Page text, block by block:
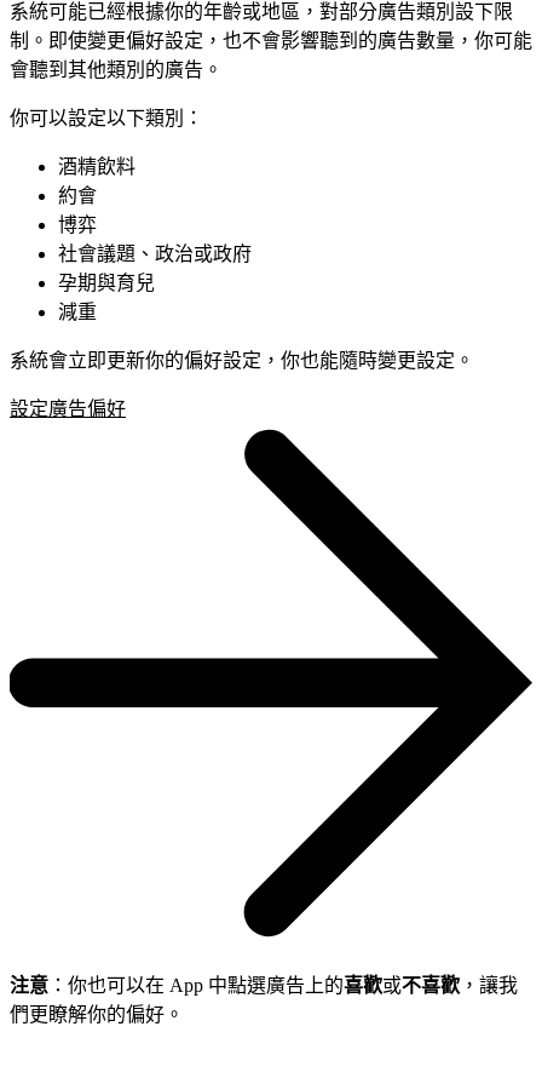
系統可能已經根據你的年齡或地區，對部分廣告類別設下限
制。即使變更偏好設定，也不會影響聽到的廣告數量，你可能
會聽到其他類別的廣告。
你可以設定以下類別：
酒精飲料
約會
博弈
社會議題、政治或政府
孕期與育兒
減重
系統會立即更新你的偏好設定，你也能隨時變更設定。
設定廣告偏好
注意 ：你也可以在 App 中點選廣告上的喜歡或不喜歡 ，讓我
們更瞭解你的偏好。